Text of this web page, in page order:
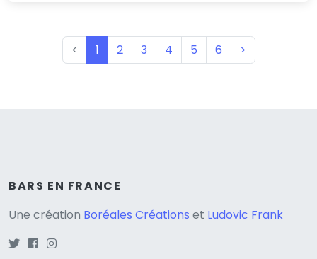
< 1(current)
2 3 4 5 6 >
BARS EN FRANCE
Une création Boréales Créations et Ludovic Frank